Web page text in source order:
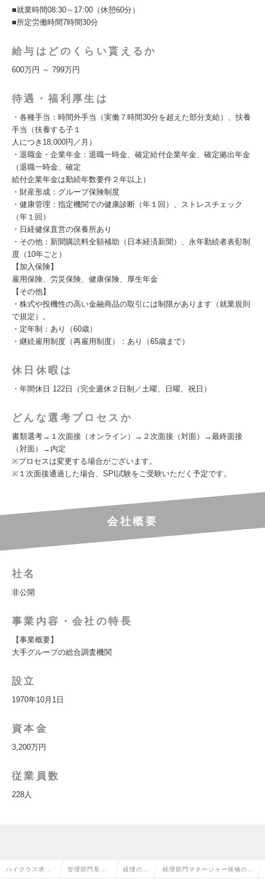
■就業時間08:30～17:00（休憩60分）
■所定労働時間7時間30分
給与はどのくらい貰えるか
600万円 ～ 799万円
待遇・福利厚生は
・各種手当：時間外手当（実働７時間30分を超えた部分支給）、扶養
手当（扶養する子１
人につき18,000円／月）
・退職金・企業年金：退職一時金、確定給付企業年金、確定拠出年金
（退職一時金、確定
給付企業年金は勤続年数要件２年以上）
・財産形成：グループ保険制度
・健康管理：指定機関での健康診断（年１回）、ストレスチェック
（年１回）
・日経健保直営の保養所あり
・その他：新聞購読料全額補助（日本経済新聞）、永年勤続者表彰制
度（10年ごと）
【加入保険】
雇用保険、労災保険、健康保険、厚生年金
【その他】
・株式や投機性の高い金融商品の取引には制限があります（就業規則
で規定）。
・定年制：あり（60歳）
・継続雇用制度（再雇用制度）：あり（65歳まで）
休日休暇は
・年間休日 122日（完全週休２日制／土曜、日曜、祝日）
どんな選考プロセスか
書類選考→１次面接（オンライン）→２次面接（対面）→最終面接
（対面）→内定
※プロセスは変更する場合がございます。
※１次面接通過した場合、SPI試験をご受験いただく予定です。
会社概要
社名
非公開
事業内容・会社の特長
【事業概要】
大手グループの総合調査機関
設立
1970年10月1日
資本金
3,200万円
従業員数
228人
ハイクラス求人 管理部門系の 経理の転 経理部門マネージャー候補の求